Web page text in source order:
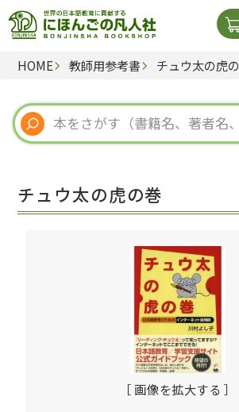
日本語
視聴
HOME 教師用参考書 チュウ太の虎
チュウ太の虎の巻
［ 画像を拡大する ］